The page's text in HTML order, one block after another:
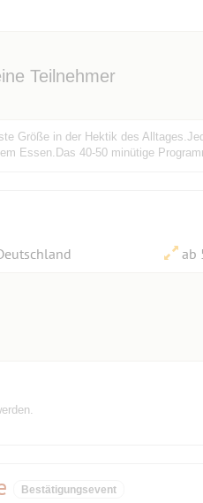
Teilnehmer
Größe in der Hektik des
Essen.Das 40-50 minütige
ab
Bestätigungsevent